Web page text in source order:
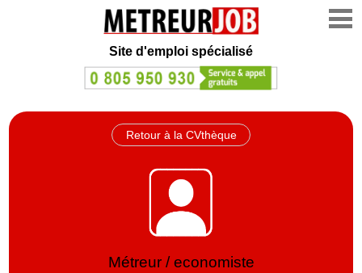
Site d'emploi spécialisé
Retour à la CVthèque
Métreur / economiste